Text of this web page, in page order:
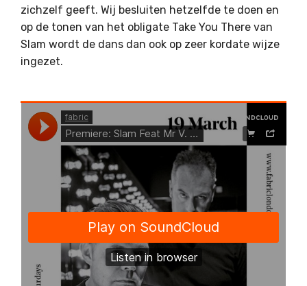
zichzelf geeft. Wij besluiten hetzelfde te doen en
op de tonen van het obligate Take You There van
Slam wordt de dans dan ook op zeer kordate wijze
ingezet.